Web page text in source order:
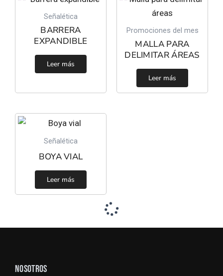
Señalética
BARRERA
EXPANDIBLE
Leer más
Promociones del mes
MALLA PARA
DELIMITAR ÁREAS
Leer más
Señalética
BOYA VIAL
Leer más
NOSOTROS